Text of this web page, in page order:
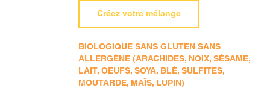
Créez votre mélange
BIOLOGIQUE SANS GLUTEN SANS
ALLERGÈNE (ARACHIDES, NOIX, SÉSAME,
LAIT, OEUFS, SOYA, BLÉ, SULFITES,
MOUTARDE, MAÏS, LUPIN)